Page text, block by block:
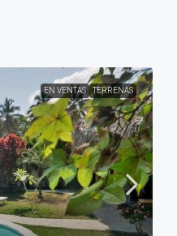
EN VENTAS TERRENAS